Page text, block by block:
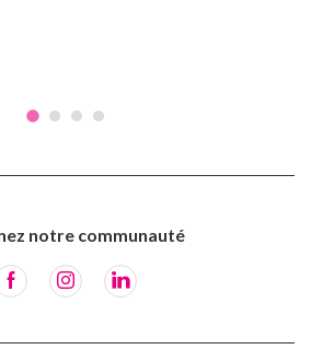
notre communauté